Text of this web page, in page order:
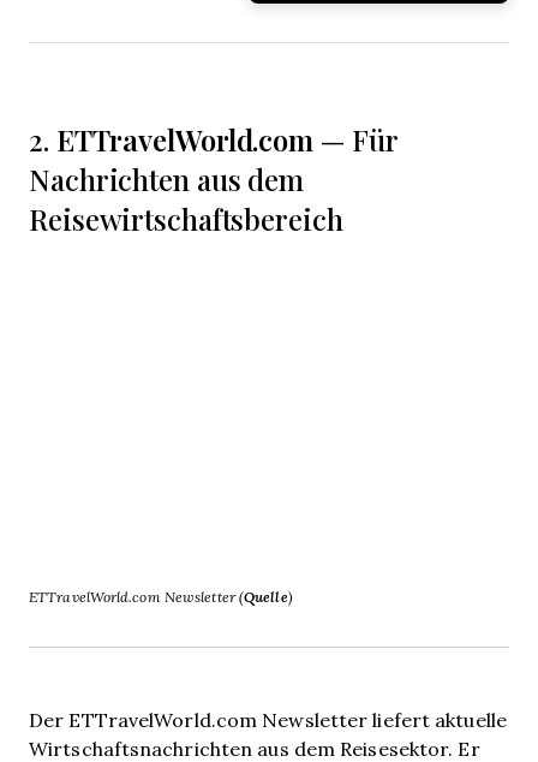
2. ETTravelWorld.com — Für
Nachrichten aus dem
Reisewirtschaftsbereich
ETTravelWorld.com Newsletter (Quelle)
Der ETTravelWorld.com Newsletter liefert aktuelle
Wirtschaftsnachrichten aus dem Reisesektor. Er